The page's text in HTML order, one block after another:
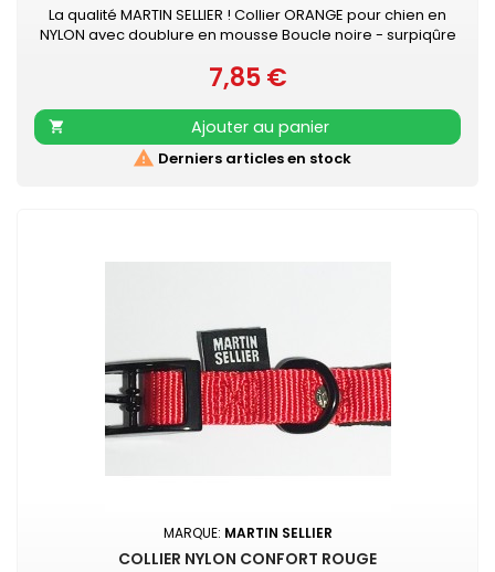
La qualité MARTIN SELLIER ! Collier ORANGE pour chien en
NYLON avec doublure en mousse Boucle noire - surpiqûre
davantage de confort Nylon ultra-résistant Boucle laquée
noire Couleur acidulée qui soulignera tout type de pelage.
Existe aussi en turquoise, vert, rouge, noir, mauve, gris, rose
et beige
Prix
7,85 €

Ajouter au panier
 Derniers articles en stock
MARQUE: MARTIN SELLIER
COLLIER NYLON CONFORT ROUGE